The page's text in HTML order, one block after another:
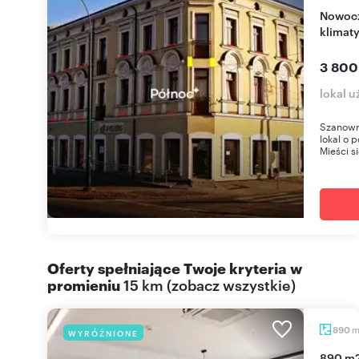
Nowoczesny lokal 100 m2 w centrum Będzina z
3
lokal
lokal o
Mieści
Oferty spełniające Twoje kryteria w
promieniu15 km (zobacz wszystkie)
WYRÓŻNIONE 890 m